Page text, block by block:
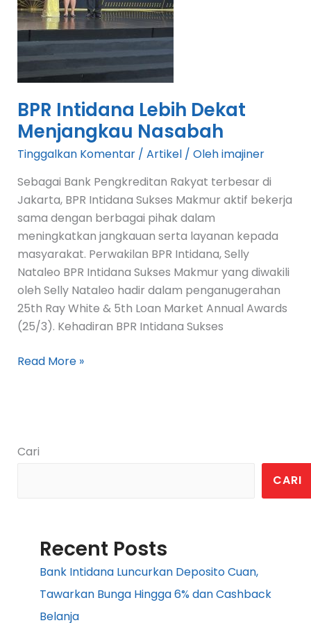
BPR Intidana Lebih Dekat
Menjangkau Nasabah
Tinggalkan Komentar / Artikel/ Olehimajiner
Sebagai Bank Pengkreditan Rakyat terbesar di
Jakarta, BPR Intidana Sukses Makmur aktif bekerja
sama dengan berbagai pihak dalam
meningkatkan jangkauan serta layanan kepada
masyarakat. Perwakilan BPR Intidana, Selly
Nataleo BPR Intidana Sukses Makmur yang diwakili
oleh Selly Nataleo hadir dalam penganugerahan
25th Ray White & 5th Loan Market Annual Awards
(25/3). Kehadiran BPR Intidana Sukses
Read More »
Cari
CARI
Recent Posts
Bank Intidana Luncurkan Deposito Cuan,
Tawarkan Bunga Hingga 6% dan Cashback
Belanja